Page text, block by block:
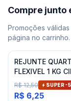
Compre junto
Promoções
página no carrinho.
REJUNTE
FLEXIVEL 1 KG
ARTICO
R$ 12,50 SUPER -
R$ 6,25